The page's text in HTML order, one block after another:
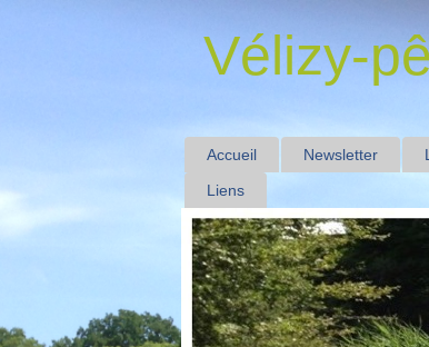
Vélizy-
Accueil Newsletter
Liens